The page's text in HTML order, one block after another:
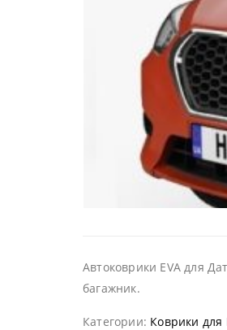
Автоковрики EVA для
багажник.
Категории: Коврики для